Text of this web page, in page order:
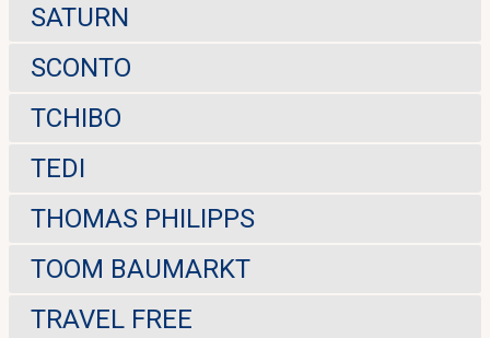
SATURN
SCONTO
TCHIBO
TEDI
THOMAS PHILIPPS
TOOM BAUMARKT
TRAVEL FREE